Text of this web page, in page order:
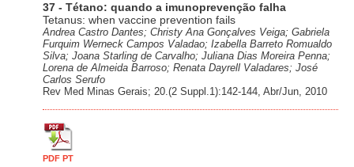
37 - Tétano: quando a imunoprevenção falha
Tetanus: when vaccine prevention fails
Andrea Castro Dantes; Christy Ana Gonçalves Veiga; Gabriela
Furquim Werneck Campos Valadao; Izabella Barreto Romualdo
Silva; Joana Starling de Carvalho; Juliana Dias Moreira Penna;
Lorena de Almeida Barroso; Renata Dayrell Valadares; José
Carlos Serufo
Rev Med Minas Gerais; 20.(2 Suppl.1):142-144, Abr/Jun, 2010
PDF PT